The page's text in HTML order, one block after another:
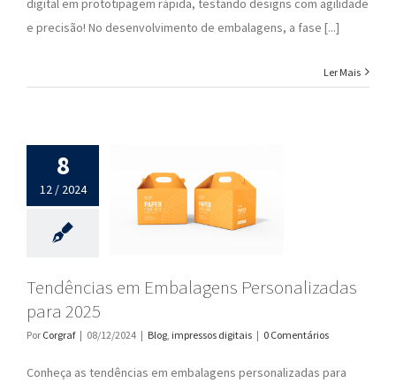
e precisão! No desenvolvimento de embalagens, a fase [...]
Ler Mais
8
12 / 2024
Tendências em
Personalizadas para
Tendências em Embalagens Personalizadas
para 2025
Por Corgraf | 08/12/2024 | Blog impressos digitais | 0 Comentários
Conheça as tendências em embalagens personalizadas para